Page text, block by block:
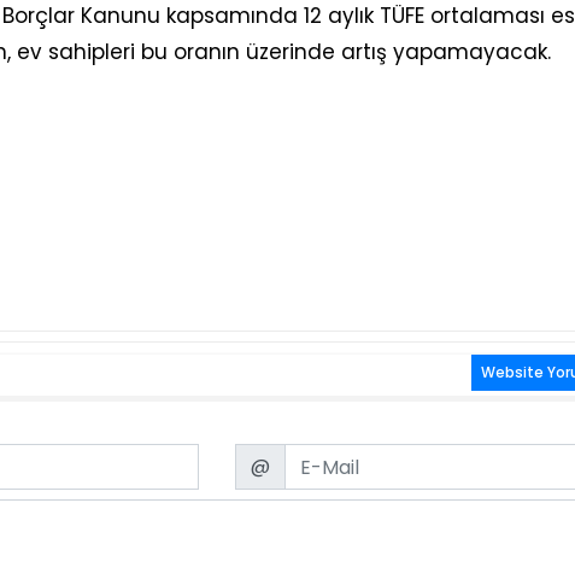
Borçlar Kanunu kapsamında 12 aylık TÜFE ortalaması
ev sahipleri bu oranın üzerinde artış yapamayacak.
Website
Email
@